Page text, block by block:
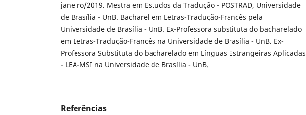
janeiro/2019. Mestra em Estudos da Tradução - POSTRAD, Universidade
de Brasília - UnB. Bacharel em Letras-Tradução-Francês pela
Universidade de Brasília - UnB. Ex-Professora substituta do bacharelado
em Letras-Tradução-Francês na Universidade de Brasília - UnB. Ex-
Professora Substituta do bacharelado em Línguas Estrangeiras Aplicadas
- LEA-MSI na Universidade de Brasília - UnB.
Referências